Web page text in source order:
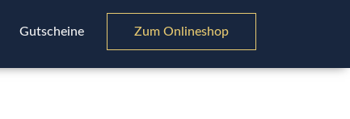
Gutscheine Zum Onlineshop